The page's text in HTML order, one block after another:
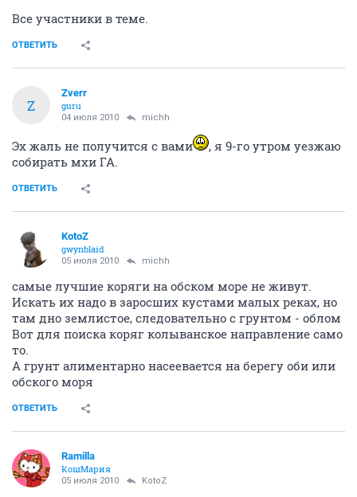
Все участники в теме.
ОТВЕТИТЬ
Z
Zverr
guru
04 июля 2010 michh
Эх жаль не получится с вами
, я 9-го утром уезжаю
собирать мхи ГА.
ОТВЕТИТЬ
KotoZ
gwynblaid
05 июля 2010 michh
самые лучшие коряги на обском море не живут.
Искать их надо в заросших кустами малых реках, но
там дно землистое, следовательно с грунтом - облом
Вот для поиска коряг колыванское направление само
то.
А грунт алиментарно насеевается на берегу оби или
обского моря
ОТВЕТИТЬ
Ramilla
КошМария
05 июля 2010 KotoZ